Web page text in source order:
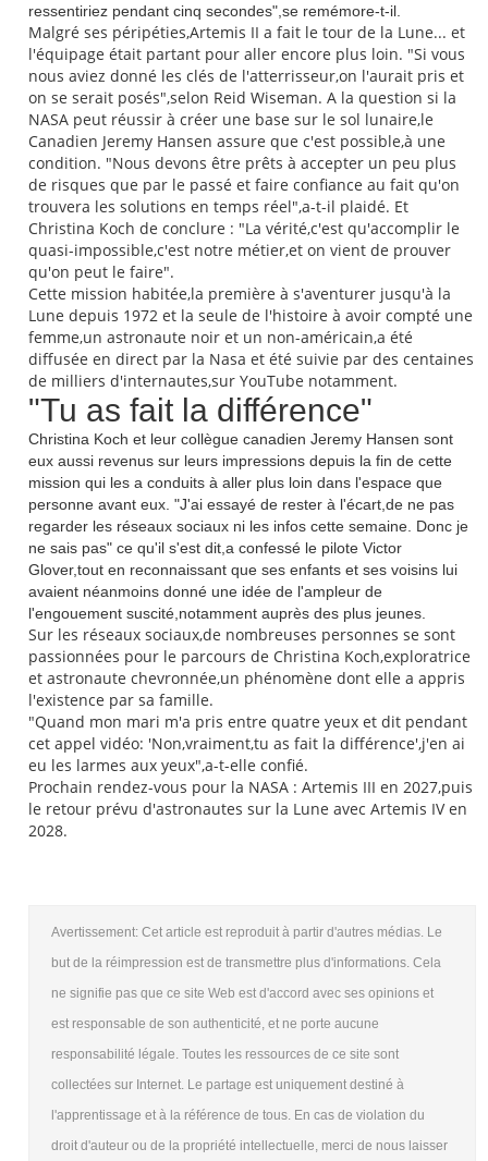
ressentiriez pendant cinq secondes",se remémore-t-il.
Malgré ses péripéties,Artemis II a fait le tour de la Lune... et
l'équipage était partant pour aller encore plus loin. "Si vous
nous aviez donné les clés de l'atterrisseur,on l'aurait pris et
on se serait posés",selon Reid Wiseman. A la question si la
NASA peut réussir à créer une base sur le sol lunaire,le
Canadien Jeremy Hansen assure que c'est possible,à une
condition. "Nous devons être prêts à accepter un peu plus
de risques que par le passé et faire confiance au fait qu'on
trouvera les solutions en temps réel",a-t-il plaidé. Et
Christina Koch de conclure : "La vérité,c'est qu'accomplir le
quasi-impossible,c'est notre métier,et on vient de prouver
qu'on peut le faire".
Cette mission habitée,la première à s'aventurer jusqu'à la
Lune depuis 1972 et la seule de l'histoire à avoir compté une
femme,un astronaute noir et un non-américain,a été
diffusée en direct par la Nasa et été suivie par des centaines
de milliers d'internautes,sur YouTube notamment.
"Tu as fait la différence"
Christina Koch et leur collègue canadien Jeremy Hansen sont
eux aussi revenus sur leurs impressions depuis la fin de cette
mission qui les a conduits à aller plus loin dans l'espace que
personne avant eux. "J'ai essayé de rester à l'écart,de ne pas
regarder les réseaux sociaux ni les infos cette semaine. Donc je
ne sais pas" ce qu'il s'est dit,a confessé le pilote Victor
Glover,tout en reconnaissant que ses enfants et ses voisins lui
avaient néanmoins donné une idée de l'ampleur de
l'engouement suscité,notamment auprès des plus jeunes.
Sur les réseaux sociaux,de nombreuses personnes se sont
passionnées pour le parcours de Christina Koch,exploratrice
et astronaute chevronnée,un phénomène dont elle a appris
l'existence par sa famille.
"Quand mon mari m'a pris entre quatre yeux et dit pendant
cet appel vidéo: 'Non,vraiment,tu as fait la différence',j'en ai
eu les larmes aux yeux",a-t-elle confié.
Prochain rendez-vous pour la NASA : Artemis III en 2027,puis
le retour prévu d'astronautes sur la Lune avec Artemis IV en
2028.
Avertissement: Cet article est reproduit à partir d'autres médias. Le
but de la réimpression est de transmettre plus d'informations. Cela
ne signifie pas que ce site Web est d'accord avec ses opinions et
est responsable de son authenticité, et ne porte aucune
responsabilité légale. Toutes les ressources de ce site sont
collectées sur Internet. Le partage est uniquement destiné à
l'apprentissage et à la référence de tous. En cas de violation du
droit d'auteur ou de la propriété intellectuelle, merci de nous laisser